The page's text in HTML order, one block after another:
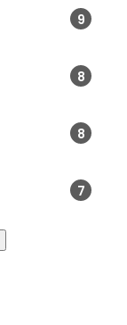
9
8
8
7